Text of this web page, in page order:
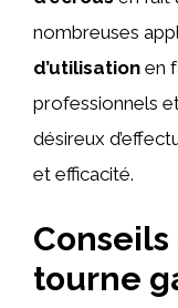
nombreuses
d’utilisation en
professionnels
désireux
et efficacité.
Conseils
tourne